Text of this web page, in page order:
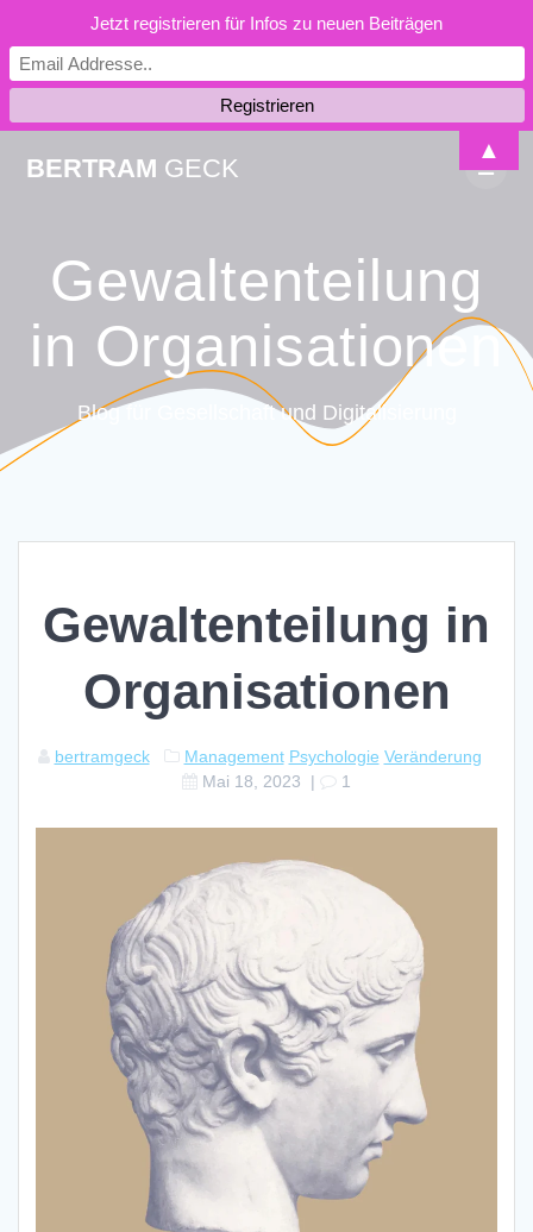
BERTRAM GECK
Gewaltenteilung
in Organisationen
Blog für Gesellschaft und Digitalisierung
Gewaltenteilung in
Organisationen
bertramgeck Management Psychologie Veränderung
Mai 18, 2023 | 1
Jetzt registrieren für Infos zu neuen Beiträgen
▲